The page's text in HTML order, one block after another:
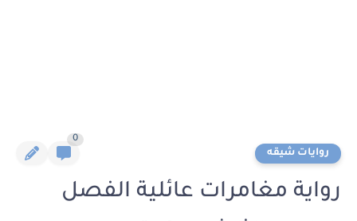
روايات شيقه
0
رواية مغامرات عائلية الفصل